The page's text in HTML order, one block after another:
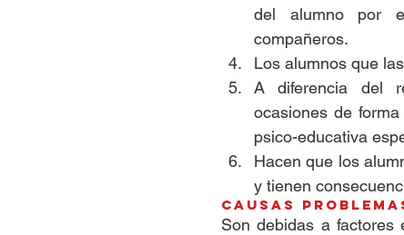
del alumno por
compañeros.
Los alumnos que
A diferencia del
ocasiones de
psico-educativa
Hacen que los
y tienen
Causas
Son debidas a factores